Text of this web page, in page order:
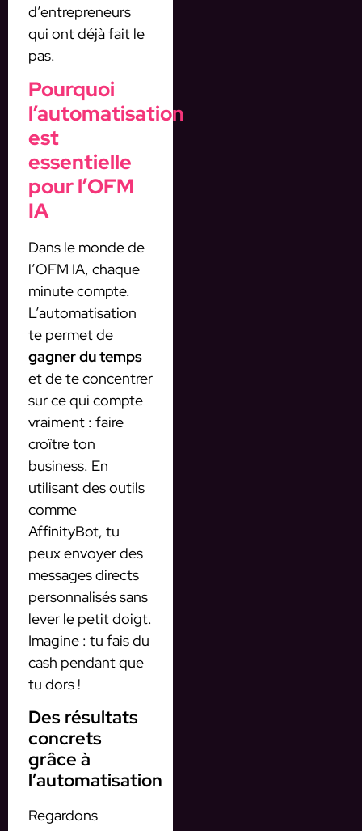
d’entrepreneurs
qui ont déjà fait le
pas.
Pourquoi
l’automatisation
est
essentielle
pour l’OFM
IA
Dans le monde de
l’OFM IA, chaque
minute compte.
L’automatisation
te permet de
gagner du temps
et de te concentrer
sur ce qui compte
vraiment : faire
croître ton
business. En
utilisant des outils
comme
AffinityBot, tu
peux envoyer des
messages directs
personnalisés sans
lever le petit doigt.
Imagine : tu fais du
cash pendant que
tu dors !
Des résultats
concrets
grâce à
l’automatisation
Regardons